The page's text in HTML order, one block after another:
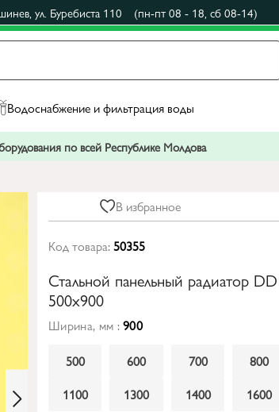
ул. Буребиста 110 (пн-пт 08 - 18, сб 08-14)
Водоснабжение и фильтрация воды
по всей Республике Молдова
В избранное
Код товара:50355
Стальной панельный радиатор
500x900
Ширина, мм :900
500
600 700 800
1100
1300 1400 1600